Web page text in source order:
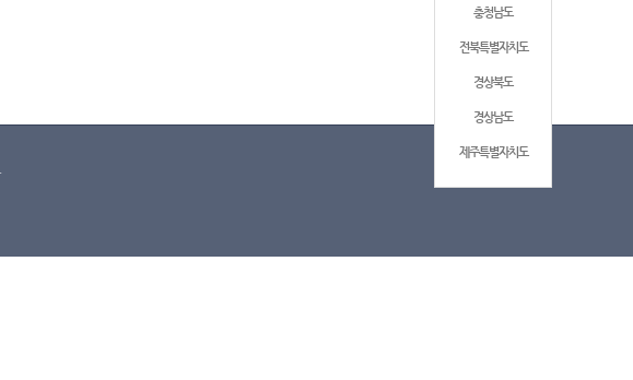
충청남도
전북특별자치도
경상북도
경상남도
제주특별자치도